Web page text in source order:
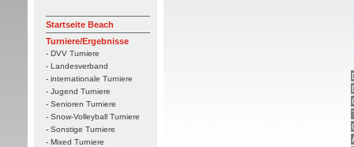
Startseite Beach
Turniere/Ergebnisse
- DVV Turniere
- Landesverband
- internationale Turniere
- Jugend Turniere
- Senioren Turniere
- Snow-Volleyball Turniere
- Sonstige Turniere
- Mixed Turniere